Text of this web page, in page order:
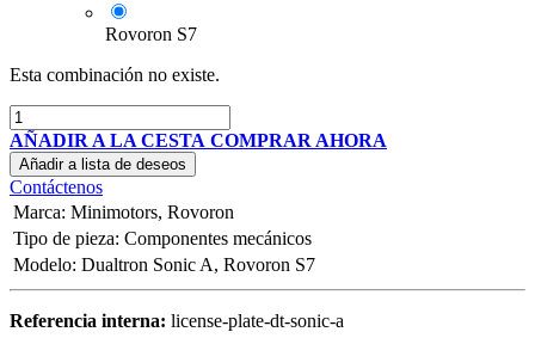
Rovoron S7
Esta combinación no existe.
AÑADIR A LA CESTA COMPRAR AHORA
Añadir a lista de deseos
Contáctenos
Marca: Minimotors, Rovoron
Tipo de pieza: Componentes mecánicos
Modelo: Dualtron Sonic A, Rovoron S7
Referencia interna: license-plate-dt-sonic-a